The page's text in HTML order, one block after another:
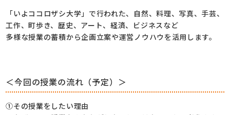
「いよココロザシ大学」で行われた、自然、料理、写真、手芸、
工作、町歩き、歴史、アート、経済、ビジネスなど
多様な授業の蓄積から企画立案や運営ノウハウを活用します。
＜今回の授業の流れ（予定）＞
①その授業をしたい理由